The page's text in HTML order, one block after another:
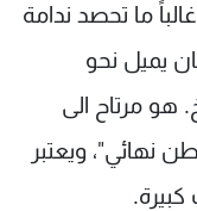
ما تحصد ندامة
يميل نحو
هو مرتاح الى
نهائي"، ويعتبر
كبيرة.